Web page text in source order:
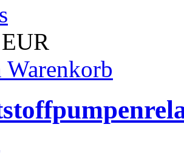
Warenkorb